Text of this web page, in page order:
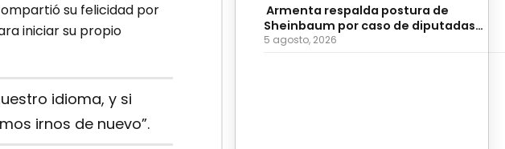
su felicidad por
iniciar su propio
idioma, y si
irnos de nuevo”.
Armenta respalda postura de
Sheinbaum por caso de diputadas
poblanas
5 agosto, 2026